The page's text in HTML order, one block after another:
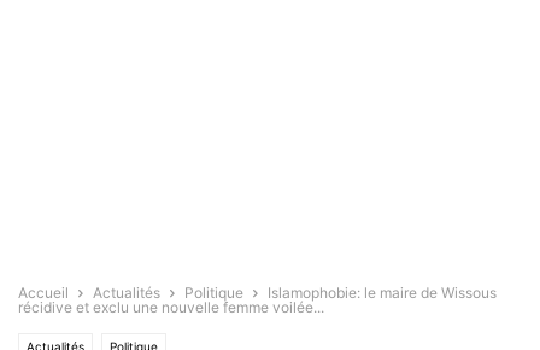
Accueil Actualités Politique
Islamophobie: le maire de Wissous
récidive et exclu une nouvelle femme voilée...
Actualités Politique